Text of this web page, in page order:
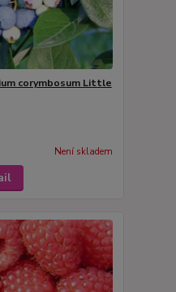
corymbosum Little
Není skladem